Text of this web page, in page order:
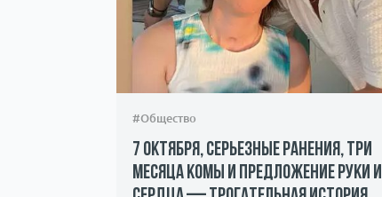
#Общество
7 октября, серьезные ранения, три
месяца комы и предложение руки и